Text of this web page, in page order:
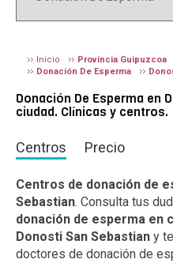
Inicio Provincia Guipuzcoa
Donación De Esperma
Donación De Esperma en
ciudad. Clínicas y centros.
Centros Precio
Centros de donación de
Sebastian. Consulta tus
donación de esperma en
Donosti San Sebastian y
doctores de donación de